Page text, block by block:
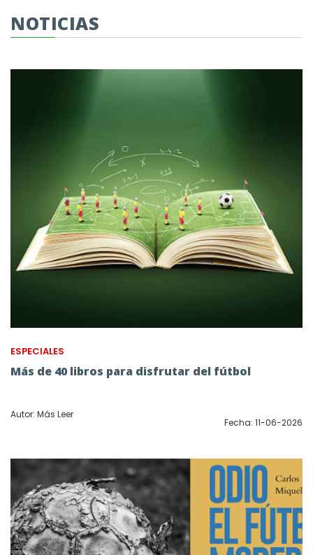
NOTICIAS
ESPECIALES
Más de 40 libros para disfrutar del fútbol
Autor: Más Leer
Fecha: 11-06-2026